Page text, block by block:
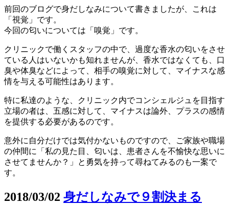
前回のブログで身だしなみについて書きましたが、これは
「視覚」です。
今回の匂いについては「嗅覚」です。
クリニックで働くスタッフの中で、過度な香水の匂いをさせ
ている人はいないかも知れませんが、香水ではなくても、口
臭や体臭などによって、相手の嗅覚に対して、マイナスな感
情を与える可能性はあります。
特に私達のような、クリニック内でコンシェルジュを目指す
立場の者は、五感に対して、マイナスは論外、プラスの感情
を提供する必要があるのです。
意外に自分だけでは気付かないものですので、ご家族や職場
の仲間に「私の見た目、匂いは、患者さんを不愉快な思いに
させてませんか？」と勇気を持って尋ねてみるのも一案で
す。
2018/03/02 身だしなみで９割決まる